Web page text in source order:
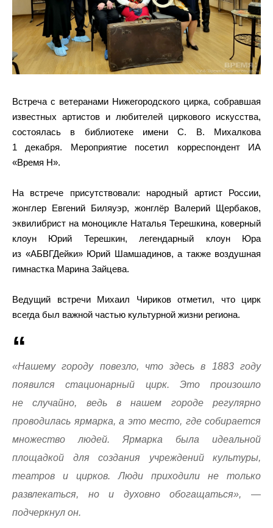
Встреча с ветеранами Нижегородского цирка, собравшая
известных артистов и любителей циркового искусства,
состоялась в библиотеке имени С. В. Михалкова
1 декабря. Мероприятие посетил корреспондент ИА
«Время Н».
На встрече присутствовали: народный артист России,
жонглер Евгений Биляуэр, жонглёр Валерий Щербаков,
эквилибрист на моноцикле Наталья Терешкина, коверный
клоун Юрий Терешкин, легендарный клоун Юра
из «АБВГДейки» Юрий Шамшадинов, а также воздушная
гимнастка Марина Зайцева.
Ведущий встречи Михаил Чириков отметил, что цирк
всегда был важной частью культурной жизни региона.
«Нашему городу повезло, что здесь в 1883 году
появился стационарный цирк. Это произошло
не случайно, ведь в нашем городе регулярно
проводилась ярмарка, а это место, где собирается
множество людей. Ярмарка была идеальной
площадкой для создания учреждений культуры,
театров и цирков. Люди приходили не только
развлекаться, но и духовно обогащаться», —
подчеркнул он.